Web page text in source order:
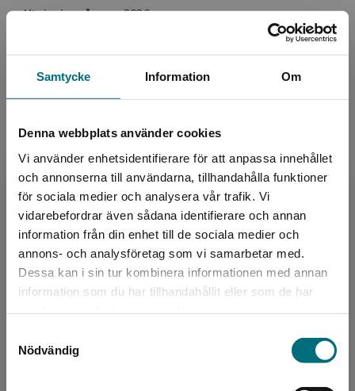
Samtycke Information Om
Denna webbplats använder cookies
Vi använder enhetsidentifierare för att anpassa innehållet
och annonserna till användarna, tillhandahålla funktioner
för sociala medier och analysera vår trafik. Vi
vidarebefordrar även sådana identifierare och annan
information från din enhet till de sociala medier och
annons- och analysföretag som vi samarbetar med.
Dessa kan i sin tur kombinera informationen med annan
information som du har tillhandahållit eller som de har
Nödvändig
Begränsad fraktregion
Det verkar som att du besöker
Sverige. För att kunna slutföra ett köp måste
uppbyggnad med hjälp av de många vägledande
rubrikerna. Bilderna är väl valda; de förstärker textens
innehåll och bidrar till bokens enhetliga röst.
Utgivningsår:
2026
Upplaga:
Första
Sidantal:
Köp- och leveransvillkor
Upphovspersoner